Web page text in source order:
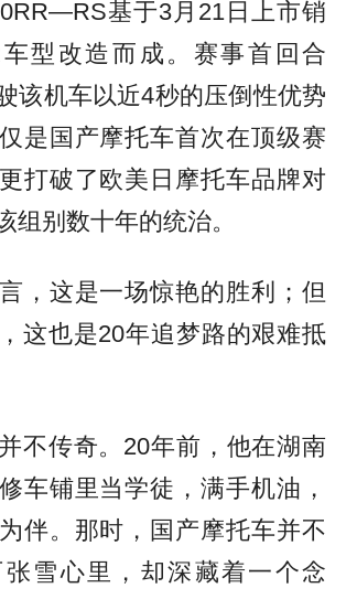
基于3月21日上市销
型改造而成。赛事首回合
该机车以近4秒的压倒性优势
是国产摩托车首次在顶级赛
打破了欧美日摩托车品牌对
组别数十年的统治。
，这是一场惊艳的胜利；但
这也是20年追梦路的艰难抵
不传奇。20年前，他在湖南
车铺里当学徒，满手机油，
伴。那时，国产摩托车并不
雪心里，却深藏着一个念